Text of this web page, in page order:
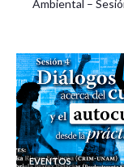
Ambiental –
EVENTOS